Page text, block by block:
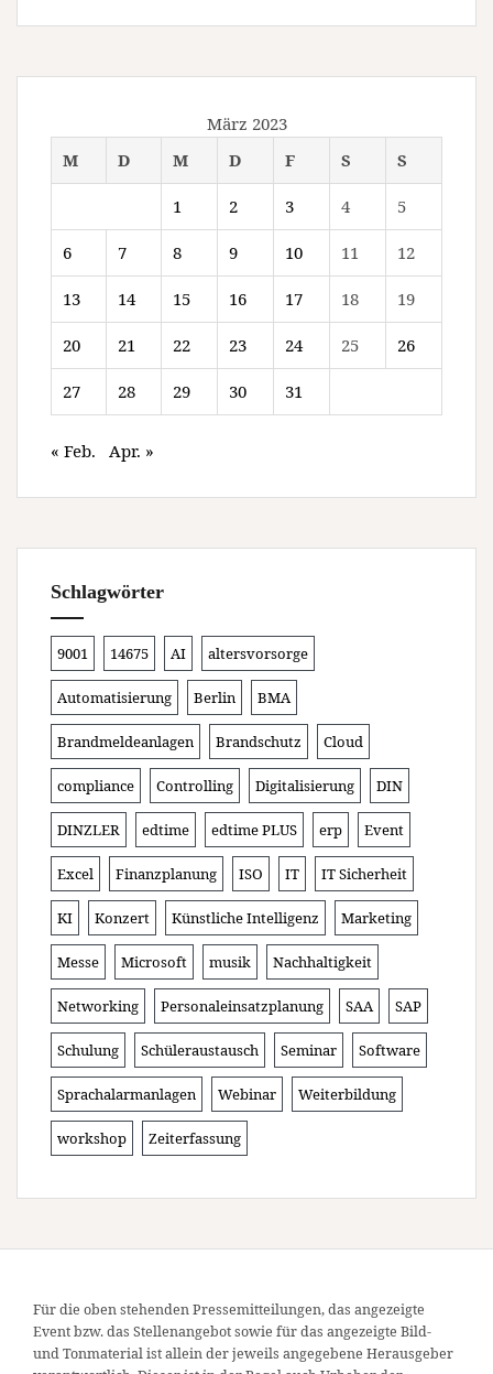
März 2023
M
D M D F S S
1 2 3 4 5
6 7 8 9 10 11 12
13 14 15 16 17 18 19
20 21 22 23 24 25 26
27 28 29 30 31
« Feb. Apr. »
Schlagwörter
9001 14675 AI altersvorsorge
Automatisierung Berlin BMA
Brandmeldeanlagen Brandschutz Cloud
compliance Controlling Digitalisierung DIN
DINZLER edtime edtime PLUS erp Event
Excel Finanzplanung ISO IT IT Sicherheit
KI Konzert Künstliche Intelligenz Marketing
Messe Microsoft musik Nachhaltigkeit
Networking Personaleinsatzplanung SAA SAP
Schulung Schüleraustausch Seminar Software
Sprachalarmanlagen Webinar Weiterbildung
workshop Zeiterfassung
Für die oben stehenden Pressemitteilungen, das angezeigte
Event bzw. das Stellenangebot sowie für das angezeigte Bild-
und Tonmaterial ist allein der jeweils angegebene Herausgeber